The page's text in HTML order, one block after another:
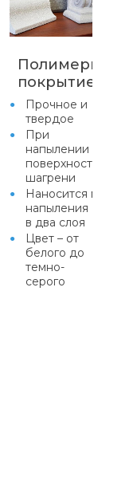
покрытие
Прочное и
твердое
При
напылении
поверхности
шагрени
Наносится
напыления
в два слоя
Цвет – от
белого до
темно-
серого